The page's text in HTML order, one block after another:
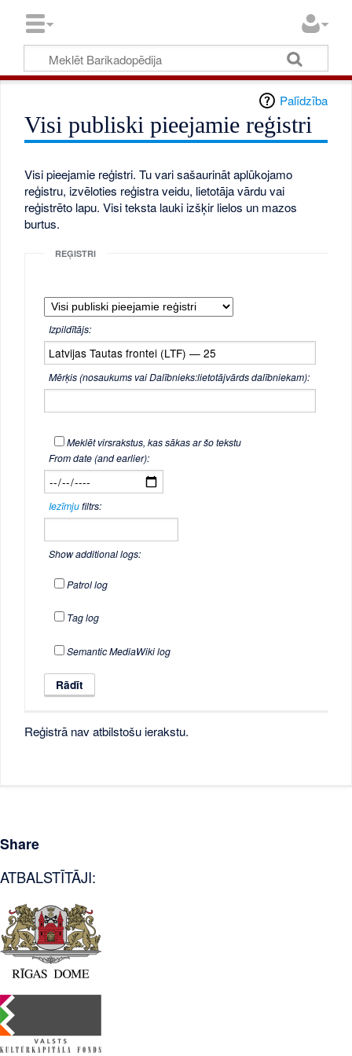
Palīdzība
Visi publiski pieejamie reģistri
Visi pieejamie reģistri. Tu vari sašaurināt aplūkojamo
reģistru, izvēloties reģistra veidu, lietotāja vārdu vai
reģistrēto lapu. Visi teksta lauki izšķir lielos un mazos
burtus.
REĢISTRI
Izpildītājs:
Mērķis (nosaukums vai Dalībnieks:lietotājvārds dalībniekam):
Meklēt virsrakstus, kas sākas ar šo tekstu
From date (and earlier):
Iezīmjufiltrs:
Show additional logs:
Patrol log
Tag log
Semantic MediaWiki log
Reģistrā nav atbilstošu ierakstu.
Share
ATBALSTĪTĀJI: